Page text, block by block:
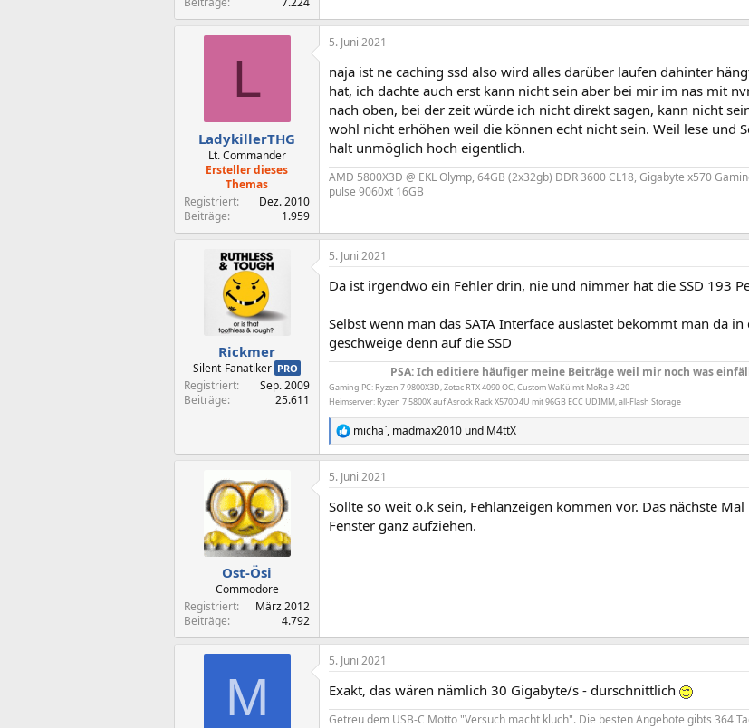
L
LadykillerTHG
Lt. Commander
Ersteller dieses
Themas
Registriert
Dez. 2010
Beiträge
1.959
5. Juni 2021
naja ist ne caching ssd also wird alles darüber laufen dahinter
hat, ich dachte auch erst kann nicht sein aber bei mir im nas mit
nach oben, bei der zeit würde ich nicht direkt sagen, kann nicht
wohl nicht erhöhen weil die können echt nicht sein. Weil lese und
halt unmöglich hoch eigentlich.
AMD 5800X3D @ EKL Olymp, 64GB (2x32gb) DDR 3600 CL18, Gigabyte x570
pulse 9060xt 16GB
Rickmer
Silent-Fanatiker PRO
Registriert
Sep. 2009
Beiträge
25.611
5. Juni 2021
Da ist irgendwo ein Fehler drin, nie und nimmer hat die SSD 193
Selbst wenn man das SATA Interface auslastet bekommt man da
geschweige denn auf die SSD
PSA: Ich editiere häufiger meine Beiträge weil mir noch was
Gaming PC: Ryzen 7 9800X3D, Zotac RTX 4090 OC, Custom WaKü mit MoRa 3 420
Heimserver: Ryzen 7 5800X auf Asrock Rack X570D4U mit 96GB ECC UDIMM, all-Flash Storage
R
e
a
k
i
o
micha`, madmax2010 und M4ttX
Ost-Ösi
Commodore
Registriert
März 2012
Beiträge
4.792
5. Juni 2021
Sollte so weit o.k sein, Fehlanzeigen kommen vor. Das nächste
Fenster ganz aufziehen.
M
5. Juni 2021
Exakt, das wären nämlich 30 Gigabyte/s - durschnittlich
Getreu dem USB-C Motto "Versuch macht kluch". Die besten Angebote gibts 364